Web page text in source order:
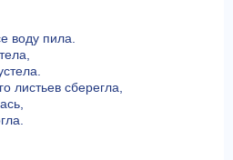
воду пила.
листьев сберегла,